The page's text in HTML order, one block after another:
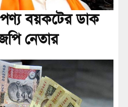
পণ্য বয়কটের ডাক
নেতার